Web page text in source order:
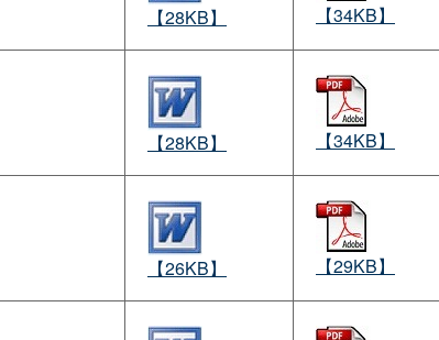
【28KB】
【34KB】
【28KB】
【34KB】
【26KB】
【29KB】